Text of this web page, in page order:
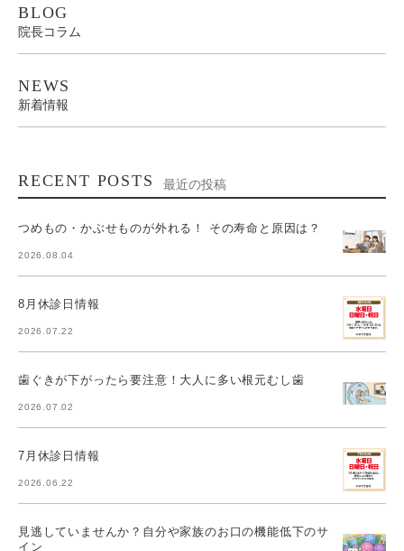
BLOG
院長コラム
NEWS
新着情報
RECENT POSTS 最近の投稿
つめもの・かぶせものが外れる！ その寿命と原因は？
2026.08.04
8月休診日情報
2026.07.22
歯ぐきが下がったら要注意！大人に多い根元むし歯
2026.07.02
7月休診日情報
2026.06.22
見逃していませんか？自分や家族のお口の機能低下のサ
イン